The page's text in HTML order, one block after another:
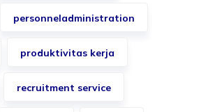
personneladministration
produktivitas kerja
recruitment service